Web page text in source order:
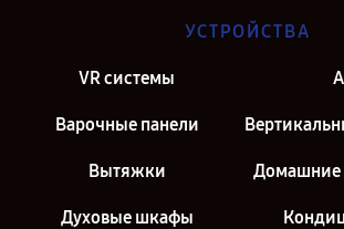
УСТРОЙСТВА
VR системы
Варочные панели
Вытяжки Домашние
Духовые шкафы